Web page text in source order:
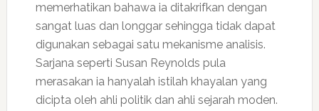
memerhatikan bahawa ia ditakrifkan dengan
sangat luas dan longgar sehingga tidak dapat
digunakan sebagai satu mekanisme analisis.
Sarjana seperti Susan Reynolds pula
merasakan ia hanyalah istilah khayalan yang
dicipta oleh ahli politik dan ahli sejarah moden.